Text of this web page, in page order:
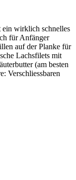
ein wirklich schnelles
für Anfänger
auf der Planke für
Lachsfilets mit
(am besten
Verschliessbaren